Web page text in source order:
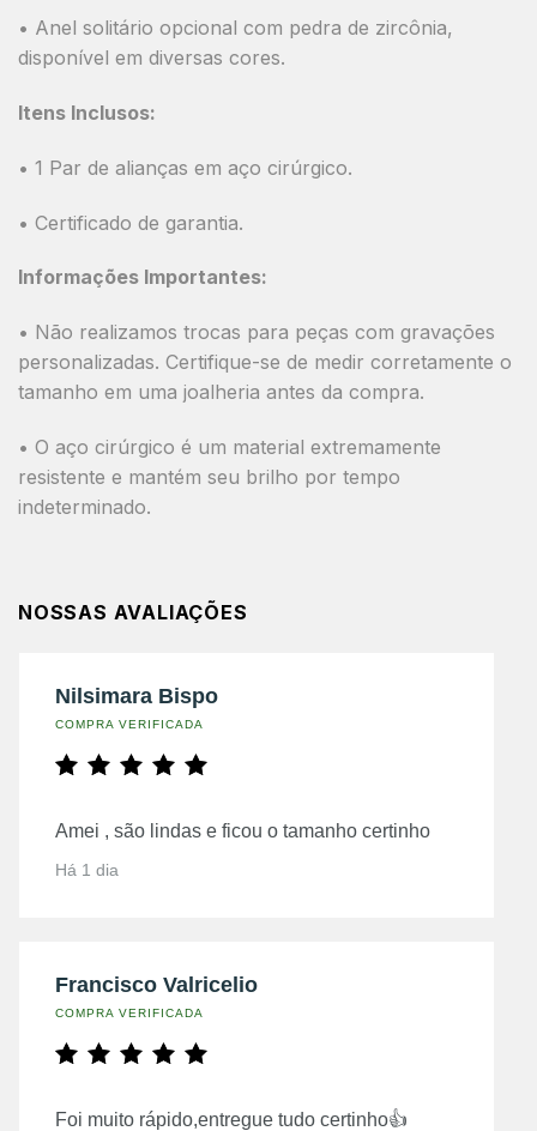
• Anel solitário opcional com pedra de zircônia,
disponível em diversas cores.
Itens Inclusos:
• 1 Par de alianças em aço cirúrgico.
• Certificado de garantia.
Informações Importantes:
• Não realizamos trocas para peças com gravações
personalizadas. Certifique-se de medir corretamente o
tamanho em uma joalheria antes da compra.
• O aço cirúrgico é um material extremamente
resistente e mantém seu brilho por tempo
indeterminado.
NOSSAS AVALIAÇÕES
Nilsimara Bispo
COMPRA VERIFICADA
Amei , são lindas e ficou o tamanho certinho
Há 1 dia
Francisco Valricelio
COMPRA VERIFICADA
Foi muito rápido,entregue tudo certinho👍